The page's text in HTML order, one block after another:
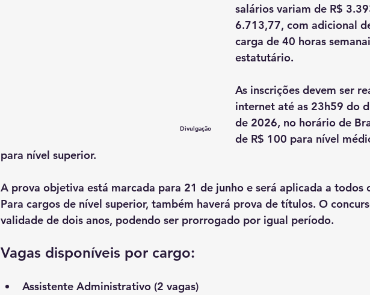
Divulgação
salários variam de R$
6.713,77, com adicional
carga de 40 horas
estatutário.
As inscrições devem ser
internet até as 23h59 do
de 2026, no horário de
de R$ 100 para nível
para nível superior.
A prova objetiva está marcada para 21 de junho e será aplicada a todos
Para cargos de nível superior, também haverá prova de títulos. O
validade de dois anos, podendo ser prorrogado por igual período.
Vagas disponíveis por cargo:
Assistente Administrativo (2 vagas)